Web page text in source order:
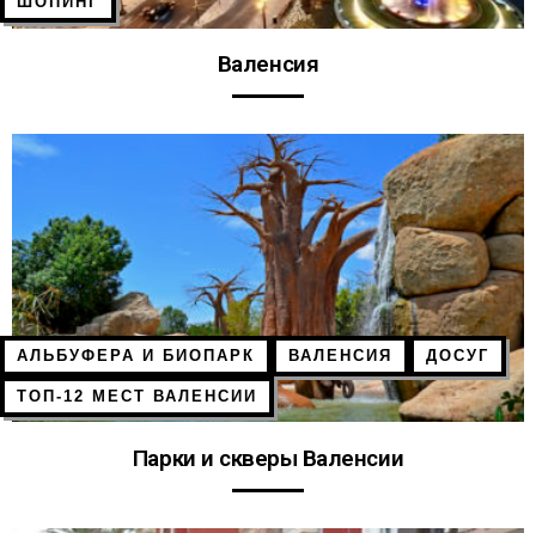
Валенсия
АЛЬБУФЕРА И БИОПАРК ВАЛЕНСИЯ ДОСУГ
ТОП-12 МЕСТ ВАЛЕНСИИ
Парки и скверы Валенсии